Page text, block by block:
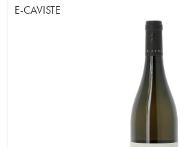
E-CAVISTE